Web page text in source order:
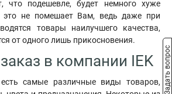
что подешевле, будет немного хуже
это не помешает Вам, ведь даже при
товары наилучшего качества,
от одного лишь прикосновения.
в компании IEK
самые различные виды товаров,
Задать вопрос